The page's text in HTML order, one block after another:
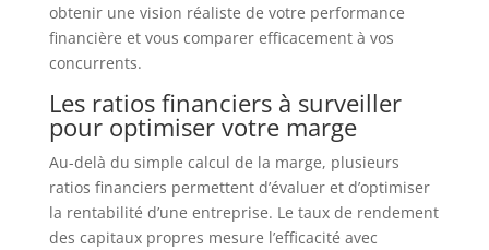
obtenir une vision réaliste de votre performance
financière et vous comparer efficacement à vos
concurrents.
Les ratios financiers à surveiller
pour optimiser votre marge
Au-delà du simple calcul de la marge, plusieurs
ratios financiers permettent d’évaluer et d’optimiser
la rentabilité d’une entreprise. Le taux de rendement
des capitaux propres mesure l’efficacité avec